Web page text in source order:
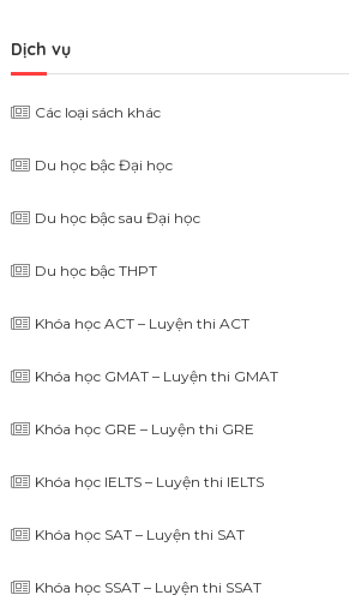
Dịch vụ
Các loại sách khác
Du học bậc Đại học
Du học bậc sau Đại học
Du học bậc THPT
Khóa học ACT – Luyện thi ACT
Khóa học GMAT – Luyện thi GMAT
Khóa học GRE – Luyện thi GRE
Khóa học IELTS – Luyện thi IELTS
Khóa học SAT – Luyện thi SAT
Khóa học SSAT – Luyện thi SSAT